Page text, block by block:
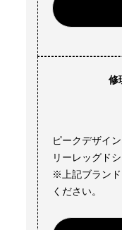
修
ピークデザイ
リーレッグド
※上記ブラン
ください。